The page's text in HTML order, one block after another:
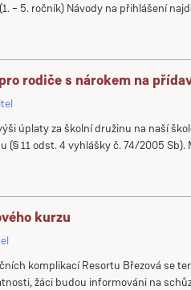
– 5. ročník) Návody na přihlášení
rodiče s nárokem na
úplaty za školní družinu na naší
11 odst. 4 vyhlášky č. 74/2005
kurzu
komplikací Resortu Březová se
žáci budou informováni na